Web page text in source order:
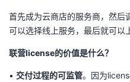
首先成为云商店的服务商，然后
可以选择线上服务，最后就可以
联营license的价值是什么？
• 交付过程的可监管。因为